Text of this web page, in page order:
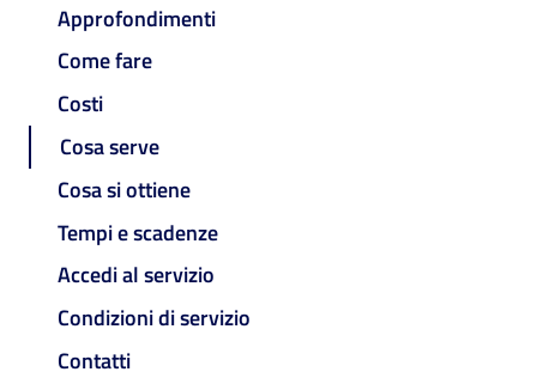
Approfondimenti
Come fare
Costi
Cosa serve
Cosa si ottiene
Tempi e scadenze
Accedi al servizio
Condizioni di servizio
Contatti